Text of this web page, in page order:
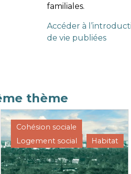
familiales.
Accéder à
de vie publiées
thème
Cohésion sociale
Logement social
Habitat